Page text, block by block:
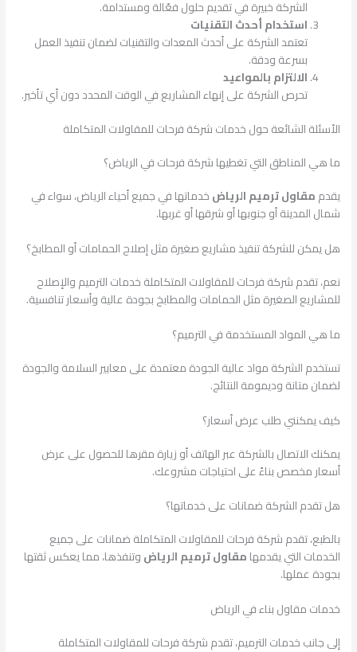
الشركة خبيرة في تقديم حلول فعّالة ومستدامة.
استخدام أحدث التقنيات
تعتمد الشركة على أحدث المعدات والتقنيات لضمان تنفيذ العمل
بسرعة ودقة.
الالتزام بالمواعيد
تحرص الشركة على إنهاء المشاريع في الوقت المحدد دون أي تأخير.
الأسئلة الشائعة حول خدمات شركة فرحات للمقاولات المتكاملة
ما هي المناطق التي تغطيها شركة فرحات في الرياض؟
يقدممقاول ترميم الرياضخدماتها في جميع أحياء الرياض، سواء في
شمال المدينة أو جنوبها أو شرقها أو غربها.
هل يمكن للشركة تنفيذ مشاريع صغيرة مثل إصلاح الحمامات أو المطابخ؟
نعم، تقدم شركة فرحات للمقاولات المتكاملة خدمات الترميم والإصلاح
للمشاريع الصغيرة مثل الحمامات والمطابخ بجودة عالية وأسعار تنافسية.
ما هي المواد المستخدمة في الترميم؟
تستخدم الشركة مواد عالية الجودة معتمدة على معايير السلامة والجودة
لضمان متانة وديمومة النتائج.
كيف يمكنني طلب عرض أسعار؟
يمكنك الاتصال بالشركة عبر الهاتف أو زيارة مقرها للحصول على عرض
أسعار مخصص بناءً على احتياجات مشروعك.
هل تقدم الشركة ضمانات على خدماتها؟
بالطبع، تقدم شركة فرحات للمقاولات المتكاملة ضمانات على جميع
الخدمات التي يقدمهامقاول ترميم الرياضوتنفذها، مما يعكس ثقتها
بجودة عملها.
خدمات مقاول بناء في الرياض
إلى جانب خدمات الترميم، تقدم شركة فرحات للمقاولات المتكاملة